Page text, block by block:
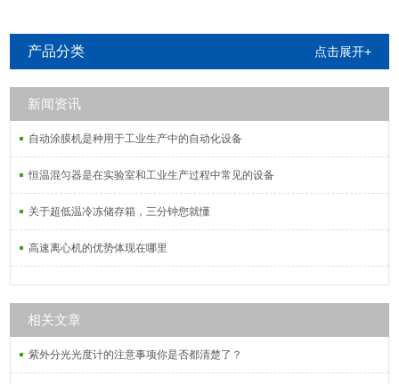
产品分类 点击展开+
新闻资讯
自动涂膜机是种用于工业生产中的自动化设备
恒温混匀器是在实验室和工业生产过程中常见的设备
关于超低温冷冻储存箱，三分钟您就懂
高速离心机的优势体现在哪里
相关文章
紫外分光光度计的注意事项你是否都清楚了？